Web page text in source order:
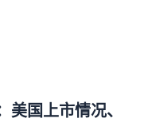
国上市情况、